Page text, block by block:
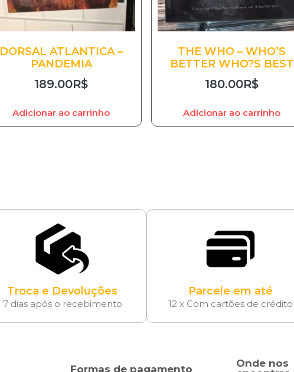
DORSAL ATLANTICA –
PANDEMIA
189.00R$
Adicionar ao carrinho
THE WHO – WHO’S
BETTER WHO?S BEST
180.00R$
Adicionar ao carrinho
Troca e Devoluções
7 dias após o recebimento
Parcele em até
12 x Com cartões de crédito
Formas de pagamento
Onde nos